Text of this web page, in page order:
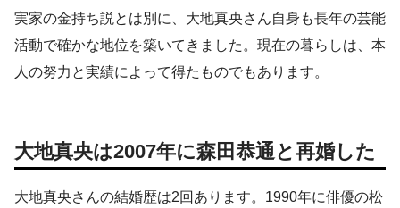
実家の金持ち説とは別に、大地真央さん自身も長年の芸能
活動で確かな地位を築いてきました。現在の暮らしは、本
人の努力と実績によって得たものでもあります。
大地真央は2007年に森田恭通と再婚した
大地真央さんの結婚歴は2回あります。1990年に俳優の松